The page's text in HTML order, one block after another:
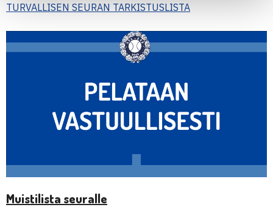
TURVALLISEN SEURAN TARKISTUSLISTA
Muistilista seuralle